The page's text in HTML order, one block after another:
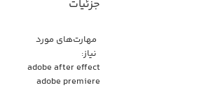
جزئیات
مهارت‌های مورد
نیاز:
adobe after effect
adobe premiere